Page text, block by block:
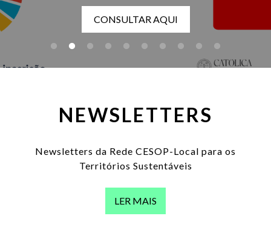
PT
LOCAL
INOVAÇÃO & DESENVOLVIMENTO LOCAL
CONSULTAR AQUI
INSCRIÇÃO NO GRUPO DE TRABALHOS
ALARGADO
NEWSLETTERS
Newsletters da Rede CESOP-Local para os
Territórios Sustentáveis
LER MAIS